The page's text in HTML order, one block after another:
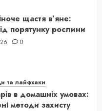
щастя в’яне:
порятунку рослини
0
та лайфхаки
в домашніх умовах:
методи захисту